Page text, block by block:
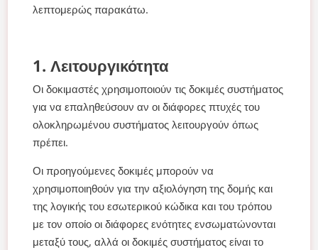
λεπτομερώς παρακάτω.
1. Λειτουργικότητα
Οι δοκιμαστές χρησιμοποιούν τις δοκιμές συστήματος
για να επαληθεύσουν αν οι διάφορες πτυχές του
ολοκληρωμένου συστήματος λειτουργούν όπως
πρέπει.
Οι προηγούμενες δοκιμές μπορούν να
χρησιμοποιηθούν για την αξιολόγηση της δομής και
της λογικής του εσωτερικού κώδικα και του τρόπου
με τον οποίο οι διάφορες ενότητες ενσωματώνονται
μεταξύ τους, αλλά οι δοκιμές συστήματος είναι το